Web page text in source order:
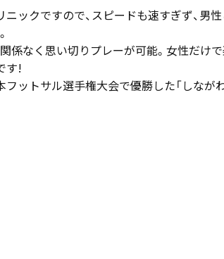
ックですので、スピードも速すぎず、男
係なく思い切りプレーが可能。女性だけ
す!
ットサル選手権大会で優勝した「しなが